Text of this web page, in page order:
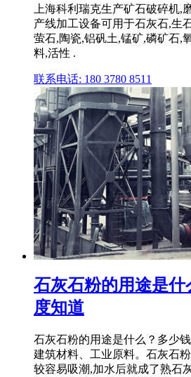
上海科利瑞克生产矿石破碎机,
产线加工设备可用于石灰石,生
萤石,陶瓷,铝矾土,锰矿,磷矿石,
料,活性 .
联系电话: 180 3780 8511
石灰石粉的用途是什
度知道
石灰石粉的用途是什么？多少
建筑材料、工业原料。石灰石
较容易吸潮,加水后就成了熟石